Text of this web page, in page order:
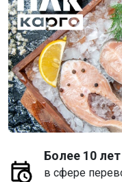
Более 10
в сфере